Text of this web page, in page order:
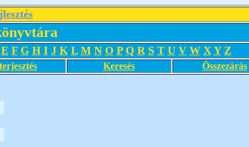
E F G H I J K L M N O P Q R S T U V W X Y Z
Keresés Összezárás